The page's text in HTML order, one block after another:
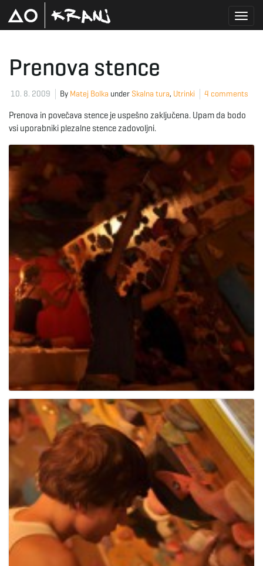
g
n
v
i
Prenova stence
10. 8. 2009 By Matej Bolka under Skalna tura, Utrinki 4 comments
Prenova in povečava stence je uspešno zaključena. Upam da bodo
vsi uporabniki plezalne stence zadovoljni.